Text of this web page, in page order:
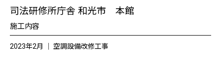
司法研修所庁舎 和光市 本館
施工内容
2023年2月 │ 空調設備改修工事